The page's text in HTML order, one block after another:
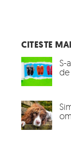
CITESTE
S-